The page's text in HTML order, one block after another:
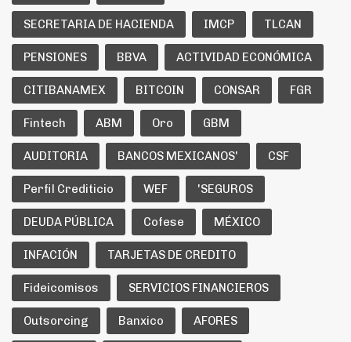
SECRETARIA DE HACIENDA IMCP TLCAN
PENSIONES BBVA ACTIVIDAD ECONÓMICA
CITIBANAMEX BITCOIN CONSAR FGR
Fintech ABM Oro GBM
AUDITORIA BANCOS MEXICANOS' CSF
Perfil Crediticio WEF 'SEGUROS
DEUDA PÚBLICA Cofese MÉXICO
INFACIÓN TARJETAS DE CREDITO
Fideicomisos SERVICIOS FINANCIEROS
Outsorcing Banxico AFORES